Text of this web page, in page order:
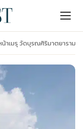
าเมรุ วัดบุรณศิริมาตยาราม